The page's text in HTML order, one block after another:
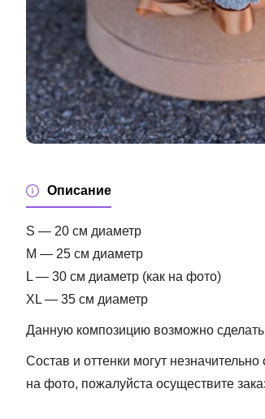
Описание
S — 20 см диаметр
M — 25 см диаметр
L — 30 см диаметр (как на фото)
XL — 35 см диаметр
Данную композицию возможно сделать
Состав и оттенки могут
на фото, пожалуйста осуществите